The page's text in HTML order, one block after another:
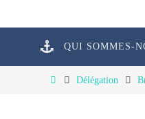
QUI SOMMES-
HomeDélégation